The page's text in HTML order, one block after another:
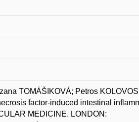
TOMÁŠIKOVÁ; Petros
factor-induced intestinal
MEDICINE. LONDON: